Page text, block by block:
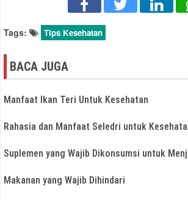
Tags: Tips Kesehatan
BACA JUGA
Manfaat Ikan Teri Untuk Kesehatan
Rahasia dan Manfaat Seledri untuk
Suplemen yang Wajib Dikonsumsi untuk
Makanan yang Wajib Dihindari